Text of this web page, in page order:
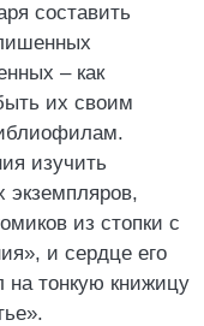
составить
– как
их своим
изучить
экземпляров,
из стопки с
и сердце его
на тонкую книжицу